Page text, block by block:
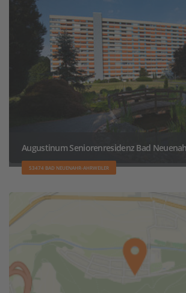
Augustinum Seniorenresidenz Bad
53474 BAD NEUENAHR-AHRWEILER